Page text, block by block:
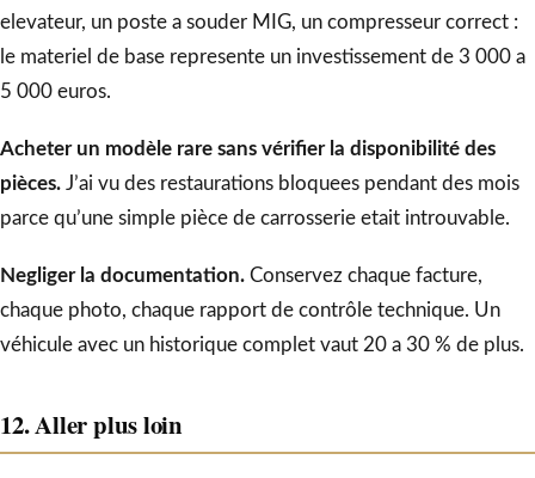
elevateur, un poste a souder MIG, un compresseur correct :
le materiel de base represente un investissement de 3 000 a
5 000 euros.
Acheter un modèle rare sans vérifier la disponibilité des
pièces. J’ai vu des restaurations bloquees pendant des mois
parce qu’une simple pièce de carrosserie etait introuvable.
Negliger la documentation. Conservez chaque facture,
chaque photo, chaque rapport de contrôle technique. Un
véhicule avec un historique complet vaut 20 a 30 % de plus.
12. Aller plus loin